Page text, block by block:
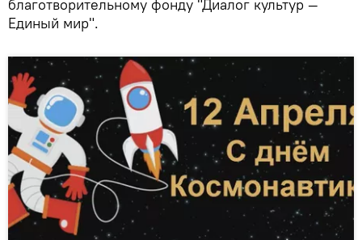
благотворительному фонду "Диалог культур —
Единый мир".